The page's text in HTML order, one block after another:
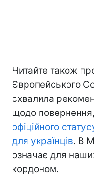
Читайте також
Європейського
схвалила
щодо повернення,
офіційного
для українців. В
означає для
кордоном.